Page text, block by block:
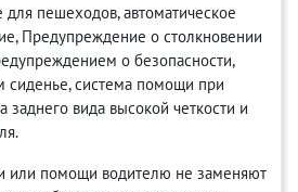
пешеходов, автоматическое
Предупреждение о столкновении
о безопасности,
сиденье, система помощи при
заднего вида высокой четкости и
или помощи водителю не заменяют